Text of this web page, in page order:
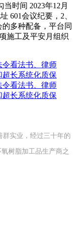
时间 2023年12月
601会议纪要，2、
多种配备，平台同
施工及平安月组织
令看法书、律师
长系统化质保
令看法书、律师
长系统化质保
群实业，经过三十年的
树脂加工品生产商之